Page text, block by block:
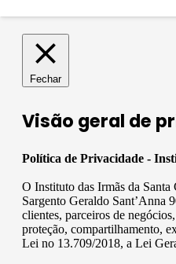
Fechar
Visão geral de
Política de Privacidade -
O Instituto das Irmãs da
Sargento Geraldo Sant’Anna
clientes, parceiros de
proteção, compartilhamento,
Lei no 13.709/2018, a Lei